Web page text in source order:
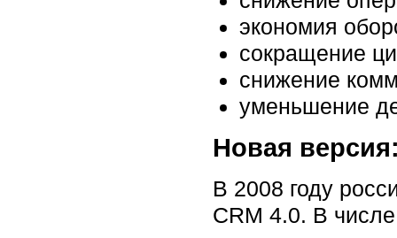
экономия
сокращение
снижение
уменьшение
Новая
В 2008 году
CRM 4.0. В